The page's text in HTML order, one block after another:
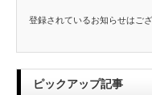
登録されているお知らせはござ
ピックアップ記事